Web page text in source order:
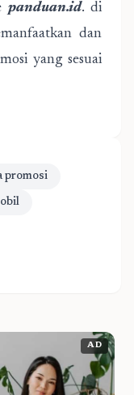
panduan.id. di
dan
yang sesuai
promosi
AD